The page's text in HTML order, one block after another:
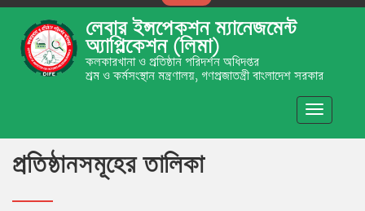
লেবার ইন্সপেকশন ম্যানেজমেন্ট
অ্যাপ্লিকেশন (লিমা)
কলকারখানা ও প্রতিষ্ঠান পরিদর্শন অধিদপ্তর
শ্রম ও কর্মসংস্থান মন্ত্রণালয়, গণপ্রজাতন্ত্রী বাংলাদেশ সরকার
Toggle
প্রতিষ্ঠানসমূহের তালিকা